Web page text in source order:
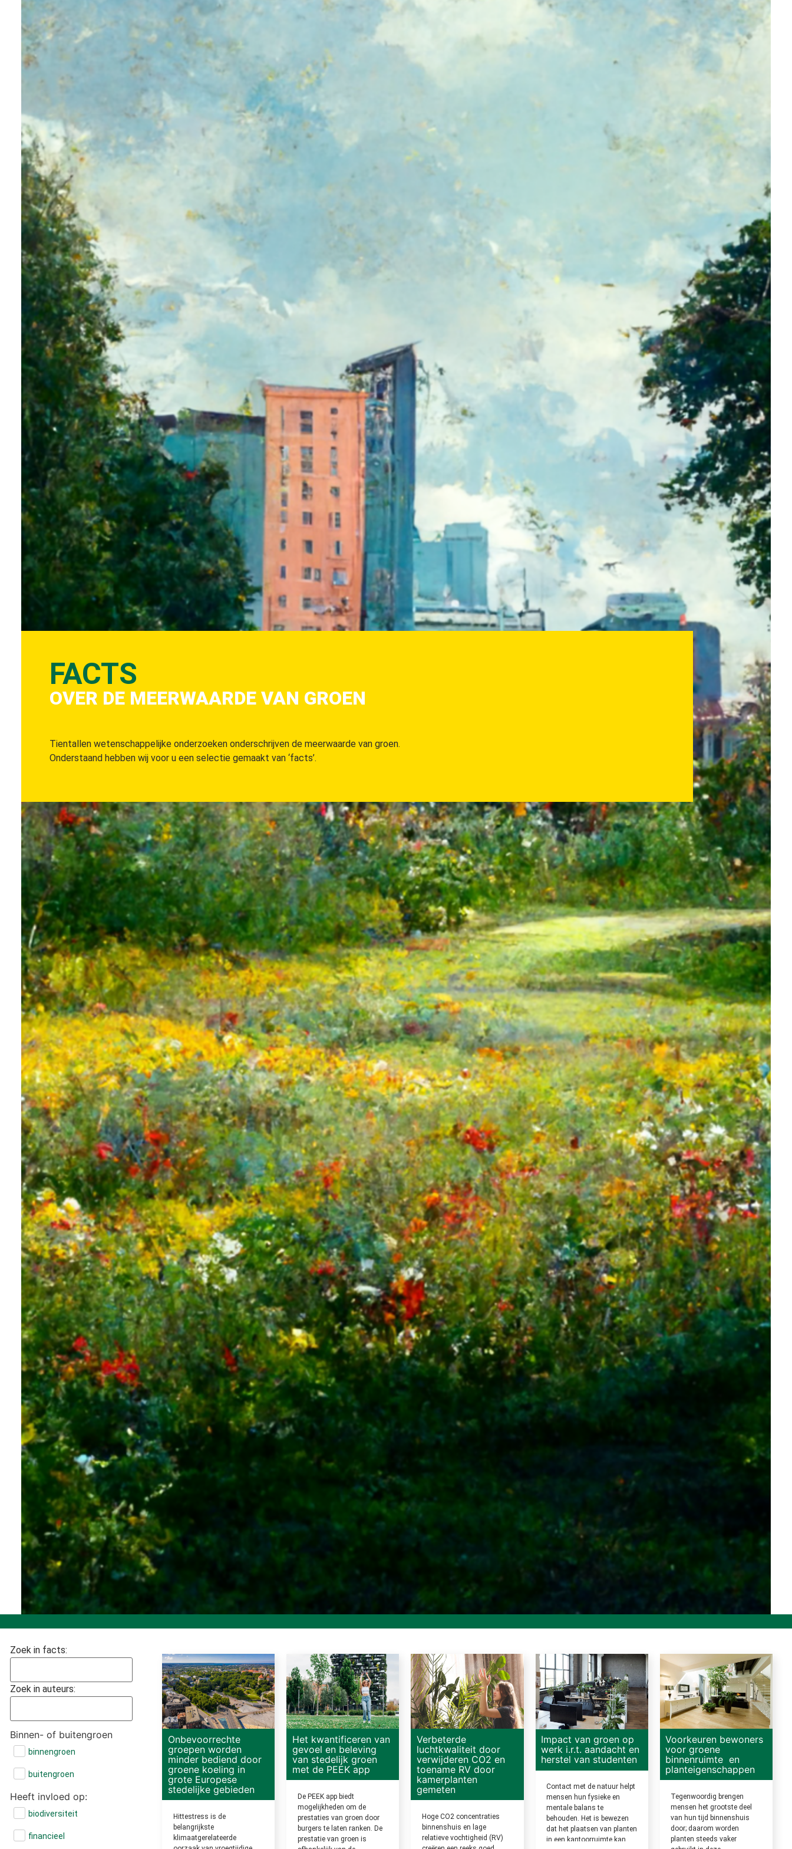
FACTS
OVER DE MEERWAARDE VAN GROEN
Tientallen wetenschappelijke onderzoeken onderschrijven de meerwaarde van groen.
Onderstaand hebben wij voor u een selectie gemaakt van ‘facts’.
Zoek in facts:
Zoek in auteurs:
Binnen- of buitengroen
binnengroen
buitengroen
Heeft invloed op:
biodiversiteit
financieel
Onbevoorrechte
groepen worden
minder bediend door
groene koeling in
grote Europese
stedelijke gebieden
Hittestress is de
belangrijkste
klimaatgerelateerde
Het kwantificeren van
gevoel en beleving
van stedelijk groen
met de PEEK app
De PEEK app biedt
mogelijkheden om de
prestaties van groen door
burgers te laten ranken. De
prestatie van groen is
Verbeterde
luchtkwaliteit door
verwijderen CO2 en
toename RV door
kamerplanten
gemeten
Hoge CO2 concentraties
binnenshuis en lage
relatieve vochtigheid (RV)
Impact van groen op
werk i.r.t. aandacht en
herstel van studenten
Contact met de natuur helpt
mensen hun fysieke en
mentale balans te
behouden. Het is bewezen
dat het plaatsen van planten
in een kantoorruimte kan
Voorkeuren bewoners
voor groene
binnenruimte en
planteigenschappen
Tegenwoordig brengen
mensen het grootste deel
van hun tijd binnenshuis
door; daarom worden
planten steeds vaker